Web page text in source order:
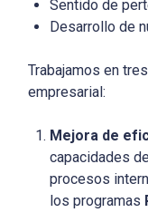
Sentido de
Desarrollo de
Trabajamos en
empresarial:
Mejora de
capacidades
procesos
los programas